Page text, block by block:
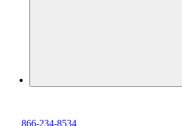
866-234-8534